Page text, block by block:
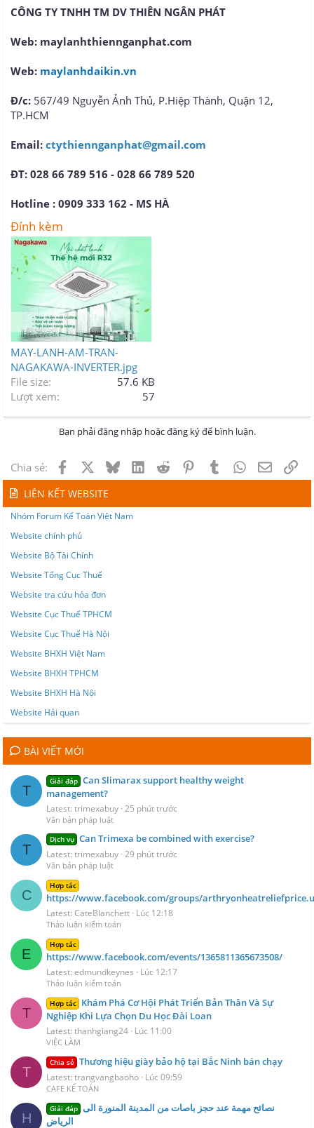
CÔNG TY TNHH TM DV THIÊN NGÂN PHÁT
Web: maylanhthiennganphat.com
Web: maylanhdaikin.vn
Đ/c: 567/49 Nguyễn Ảnh Thủ, P.Hiệp Thành, Quận 12,
TP.HCM
Email: ctythiennganphat@gmail.com
ĐT: 028 66 789 516 - 028 66 789 520
Hotline : 0909 333 162 - MS HÀ
Đính kèm
MAY-LANH-AM-TRAN-
NAGAKAWA-INVERTER.jpg
File size
57.6 KB
Lượt xem
57
Bạn phải đăng nhập hoặc đăng ký để bình luận.
Chia sẻ: Facebook BlueskyLinkedInReddit PinterestTumblrWhatsApp
Email
LIÊN KẾT WEBSITE
Nhóm Forum Kế Toán Việt Nam
Website chính phủ
Website Bộ Tài Chính
Website Tổng Cục Thuế
Website tra cứu hóa đơn
Website Cục Thuế TPHCM
Website Cục Thuế Hà Nội
Website BHXH Việt Nam
Website BHXH TPHCM
Website BHXH Hà Nội
Website Hải quan
BÀI VIẾT MỚI
T
Giải đáp Can Slimarax support healthy weight
management?
Latest: trimexabuy 25 phút trước
Văn bản pháp luật
T
Dịch vụ Can Trimexa be combined with exercise?
Latest: trimexabuy 29 phút trước
Văn bản pháp luật
C
Hợp tác
https://www.facebook.com/groups/
Latest: CateBlanchett Lúc 12:18
Thảo luận kiểm toán
E
Hợp tác
https://www.facebook.com/events/1365811365673508/
Latest: edmundkeynes Lúc 12:17
Thảo luận kiểm toán
T
Hợp tác Khám Phá Cơ Hội Phát Triển Bản Thân Và Sự
Nghiệp Khi Lựa Chọn Du Học Đài Loan
Latest: thanhgiang24 Lúc 11:00
VIỆC LÀM
T
Chia sẻ Thương hiệu giày bảo hộ tại Bắc Ninh bán chạy
Latest: trangvangbaoho Lúc 09:59
CAFE KẾ TOÁN
H
Giải đáp نصائح مهمة عند حجز باصات من المدينة المنورة الى
الرياض